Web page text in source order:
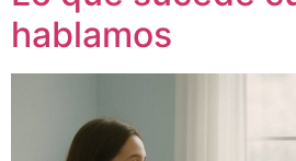
hablamos